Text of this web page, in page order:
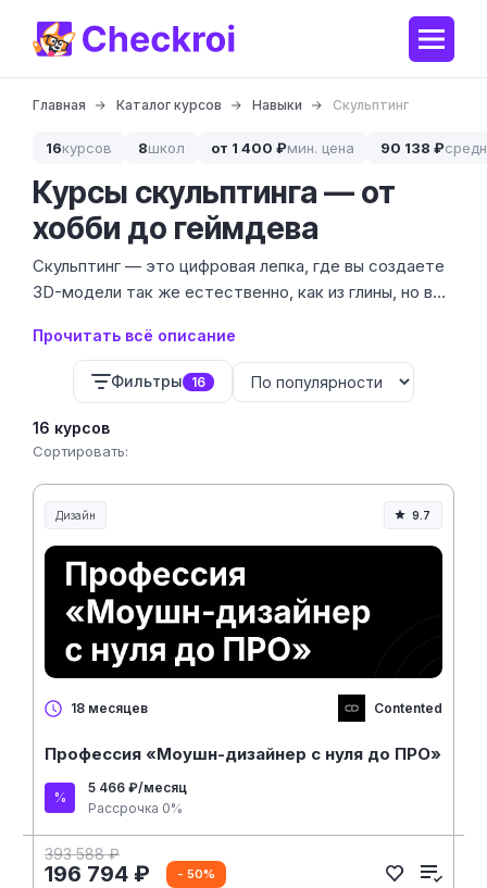
Главная Каталог курсов Навыки Скульптинг
16курсов 8школ от 1 400 ₽мин. цена 90 138 ₽
Курсы скульптинга — от
хобби до геймдева
Скульптинг — это цифровая лепка, где вы создаете
3D-модели так же естественно, как из глины, но в
ведущих школ с ценами от 19 700 до 229 029 ₽,
чтобы вы могли сравнить программы в одном месте.
Прочитать всё описание
Фильтры 16
16 курсов
Сортировать:
Дизайн 9.7
18 месяцев Contented
Профессия «Моушн-дизайнер с нуля до ПРО»
5 466 ₽/месяц
Рассрочка 0%
393 588 ₽
196 794 ₽ - 50%